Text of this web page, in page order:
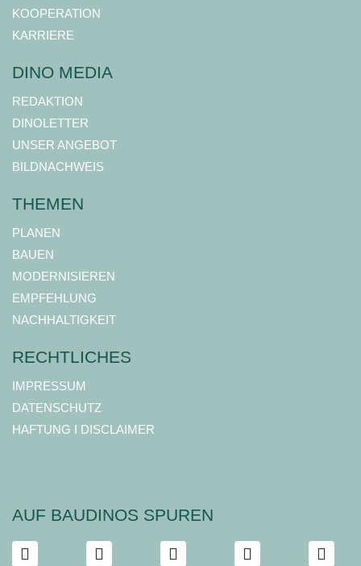
KOOPERATION
KARRIERE
DINO MEDIA
REDAKTION
DINOLETTER
UNSER ANGEBOT
BILDNACHWEIS
THEMEN
PLANEN
BAUEN
MODERNISIEREN
EMPFEHLUNG
NACHHALTIGKEIT
RECHTLICHES
IMPRESSUM
DATENSCHUTZ
HAFTUNG I DISCLAIMER
AUF BAUDINOS SPUREN